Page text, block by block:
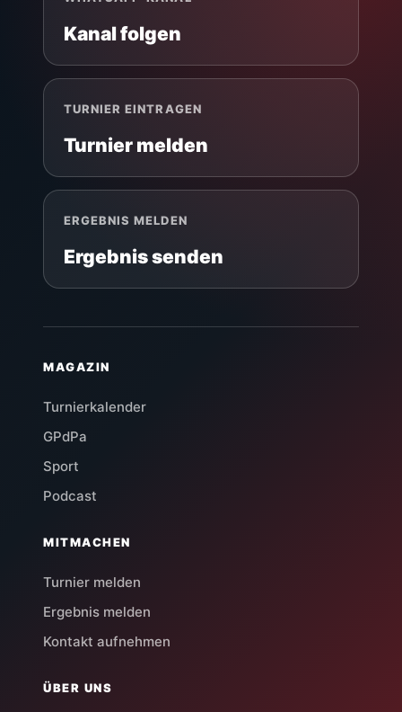
Kanal folgen
TURNIER EINTRAGEN
Turnier melden
ERGEBNIS MELDEN
Ergebnis senden
MAGAZIN
Turnierkalender
GPdPa
Sport
Podcast
MITMACHEN
Turnier melden
Ergebnis melden
Kontakt aufnehmen
ÜBER UNS